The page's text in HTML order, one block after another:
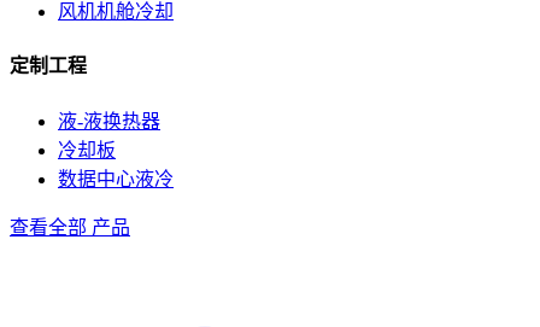
风机机舱冷却
定制工程
液-液换热器
冷却板
数据中心液冷
查看全部 产品